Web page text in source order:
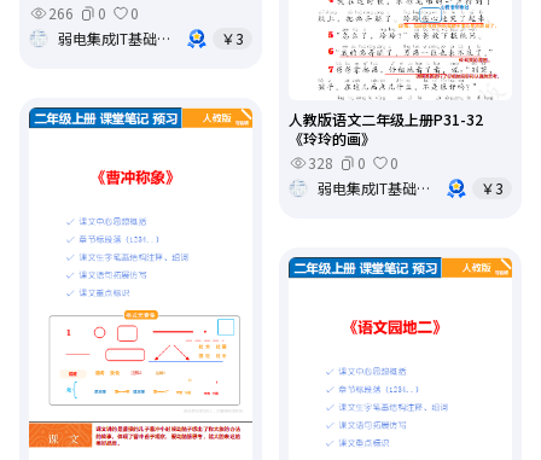
266
0
0
弱电集成IT基础架构运维
￥3
人教版语文二年级上册P31-32
《玲玲的画》
328
0
0
弱电集成IT基础架构运维
￥3